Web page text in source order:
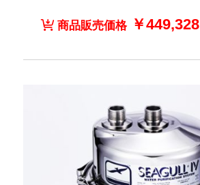
商品販売価格￥449,328